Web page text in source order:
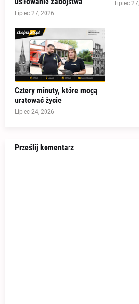
Lipiec 27, 2026
Lipiec
Cztery minuty, które mogą
uratować życie
Lipiec 24, 2026
Prześlij komentarz